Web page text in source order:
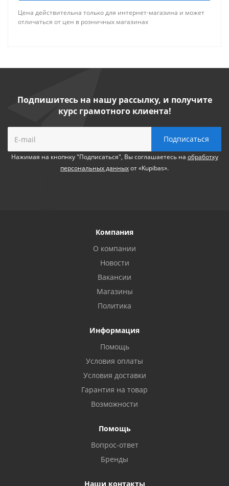
Цена действительна только для интернет-магазина и может
отличаться от цен в розничных магазинах
Подпишитесь на нашу рассылку, и получите
курс грамотного клиента!
Нажимая на кнопнку "Подписаться", Вы соглашаетесь на обработку
персональных данныхот «Kupibas».
Компания
О компании
Новости
Вакансии
Магазины
Политика
Информация
Помощь
Условия оплаты
Условия доставки
Гарантия на товар
Возможности
Помощь
Вопрос-ответ
Бренды
Наши контакты